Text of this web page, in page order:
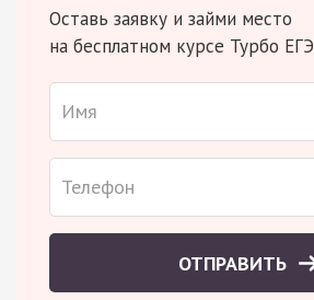
Оставь заявку и займи место
на бесплатном курсе Турбо ЕГЭ
ОТПРАВИТЬ